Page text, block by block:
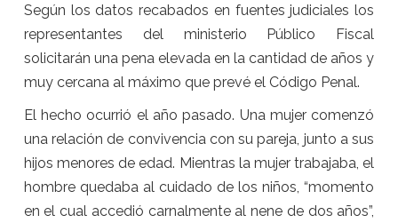
Según los datos recabados en fuentes judiciales los
representantes del ministerio Público Fiscal
solicitarán una pena elevada en la cantidad de años y
muy cercana al máximo que prevé el Código Penal.
El hecho ocurrió el año pasado. Una mujer comenzó
una relación de convivencia con su pareja, junto a sus
hijos menores de edad. Mientras la mujer trabajaba, el
hombre quedaba al cuidado de los niños, “momento
en el cual accedió carnalmente al nene de dos años”,